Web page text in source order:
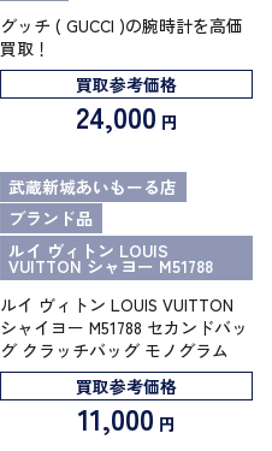
グッチ ( GUCCI )の腕時計を高価
買取！
買取参考価格
24,000 円
武蔵新城あいもーる店
ブランド品
ルイ ヴィトン LOUIS
VUITTON シャヨー M51788
ルイ ヴィトン LOUIS VUITTON
シャイヨー M51788 セカンドバッ
グ クラッチバッグ モノグラム
買取参考価格
11,000 円